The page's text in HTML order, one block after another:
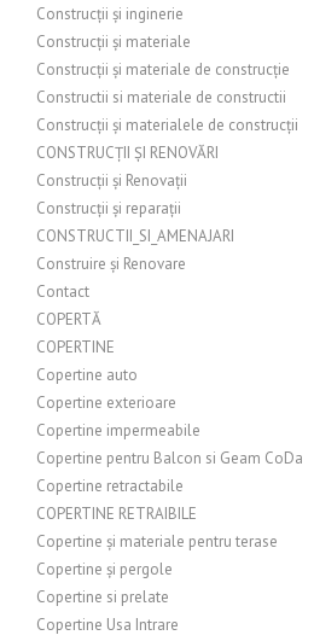
Construcții și inginerie
Construcții și materiale
Construcții și materiale de construcție
Constructii si materiale de constructii
Construcții și materialele de construcții
CONSTRUCȚII ȘI RENOVĂRI
Construcții și Renovații
Construcții și reparații
CONSTRUCTII_SI_AMENAJARI
Construire și Renovare
Contact
COPERTĂ
COPERTINE
Copertine auto
Copertine exterioare
Copertine impermeabile
Copertine pentru Balcon si Geam CoDa
Copertine retractabile
COPERTINE RETRAIBILE
Copertine și materiale pentru terase
Copertine și pergole
Copertine si prelate
Copertine Usa Intrare